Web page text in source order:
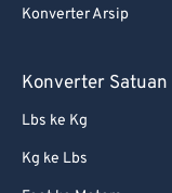
Konverter Arsip
Konverter Satuan
Lbs ke Kg
Kg ke Lbs